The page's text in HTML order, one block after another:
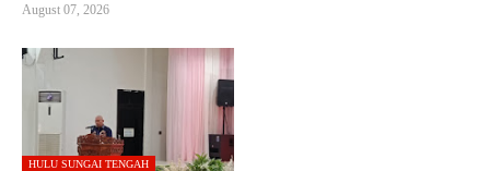
August 07, 2026
HULU SUNGAI TENGAH